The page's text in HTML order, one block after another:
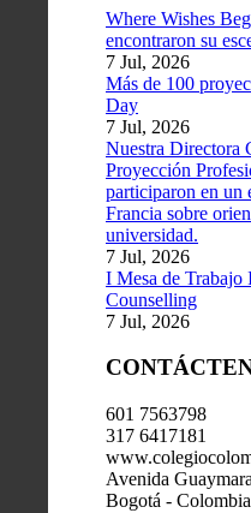
Where Wishes
encontraron su
7 Jul, 2026
Más de 100
Day
7 Jul, 2026
Nuestra Directora
Proyección
participaron en un
Francia sobre
universidad.
7 Jul, 2026
I Mesa de
Counselling
7 Jul, 2026
601 7563798
317 6417181
Avenida
Bogotá - Colombia